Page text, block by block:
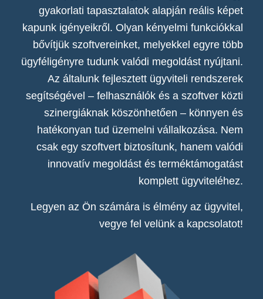
gyakorlati tapasztalatok alapján reális képet
kapunk igényeikről. Olyan kényelmi funkciókkal
bővítjük szoftvereinket, melyekkel egyre több
ügyféligényre tudunk valódi megoldást nyújtani.
Az általunk fejlesztett ügyviteli rendszerek
segítségével – felhasználók és a szoftver közti
szinergiáknak köszönhetően – könnyen és
hatékonyan tud üzemelni vállalkozása. Nem
csak egy szoftvert biztosítunk, hanem valódi
innovatív megoldást és terméktámogatást
komplett ügyviteléhez.
Legyen az Ön számára is élmény az ügyvitel,
vegye fel velünk a kapcsolatot!